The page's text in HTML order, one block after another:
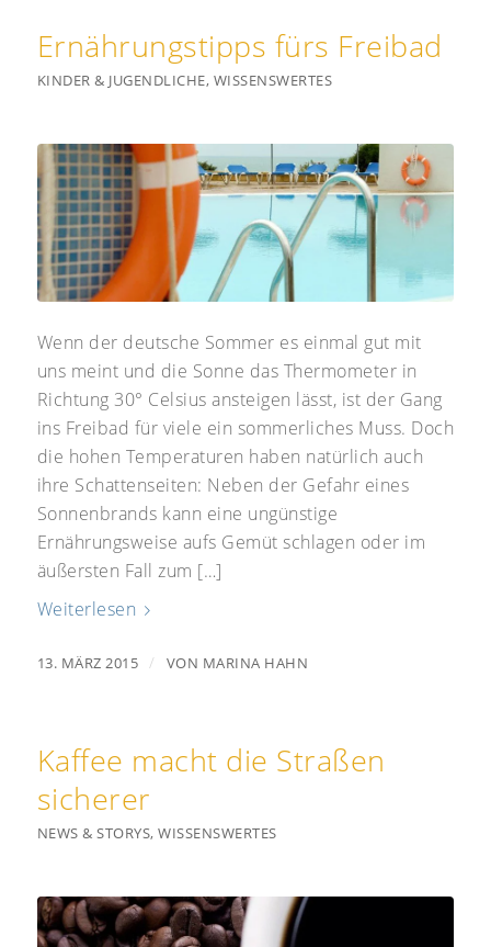
Ernährungstipps fürs Freibad
KINDER & JUGENDLICHE, WISSENSWERTES
Wenn der deutsche Sommer es einmal gut mit
uns meint und die Sonne das Thermometer in
Richtung 30° Celsius ansteigen lässt, ist der Gang
ins Freibad für viele ein sommerliches Muss. Doch
die hohen Temperaturen haben natürlich auch
ihre Schattenseiten: Neben der Gefahr eines
Sonnenbrands kann eine ungünstige
Ernährungsweise aufs Gemüt schlagen oder im
äußersten Fall zum […]
Weiterlesen
13. MÄRZ 2015 / VON MARINA HAHN
Kaffee macht die Straßen
sicherer
NEWS & STORYS,WISSENSWERTES